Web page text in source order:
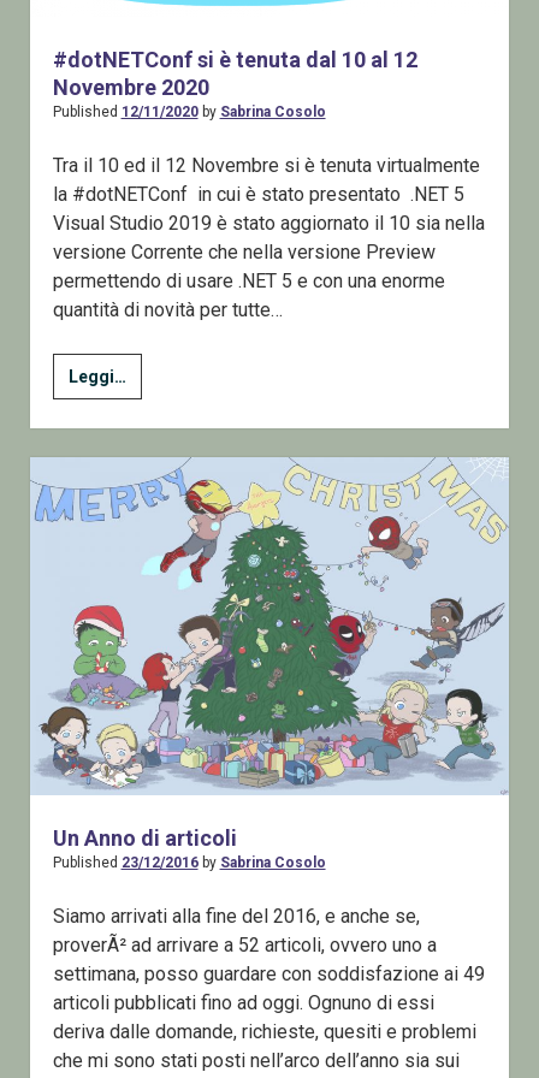
#dotNETConf si è tenuta dal 10 al 12
Novembre 2020
Published 12/11/2020by Sabrina Cosolo
Tra il 10 ed il 12 Novembre si è tenuta virtualmente
la #dotNETConf in cui è stato presentato .NET 5
Visual Studio 2019 è stato aggiornato il 10 sia nella
versione Corrente che nella versione Preview
permettendo di usare .NET 5 e con una enorme
quantità di novità per tutte…
Leggi…
si
è
tenuta
dal
12
2020
Un Anno di articoli
Published 23/12/2016by Sabrina Cosolo
Siamo arrivati alla fine del 2016, e anche se,
proverÃ² ad arrivare a 52 articoli, ovvero uno a
settimana, posso guardare con soddisfazione ai 49
articoli pubblicati fino ad oggi. Ognuno di essi
deriva dalle domande, richieste, quesiti e problemi
che mi sono stati posti nell’arco dell’anno sia sui